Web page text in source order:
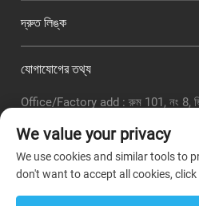
দ্রুত লিঙ্ক
যোগাযোগের তথ্য
Office/Factory add : রুম 101, নং 8,
ইমেইল: [email protected]
টেলিফোনঃ+86-18320351294
+8618320351294
We value your privacy
We use cookies and similar tools to
don't want to accept all cookies,